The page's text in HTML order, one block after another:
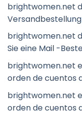
brightwomen.net
brightwomen.net
Sie eine Mail -
brightwomen.net
orden de cuentos
brightwomen.net
orden de cuentos